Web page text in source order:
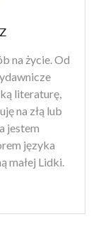
na życie. Od
literaturę,
na złą lub
jestem
języka
małej Lidki.